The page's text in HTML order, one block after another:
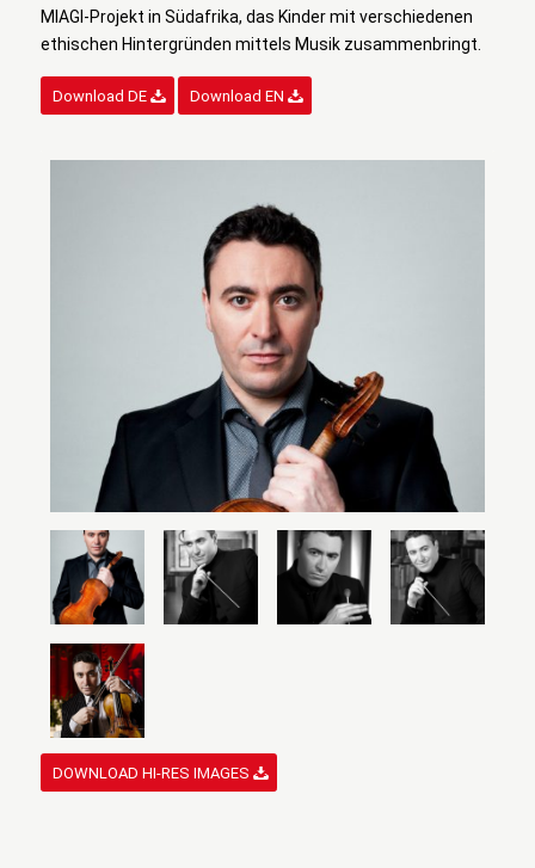
MIAGI-Projekt in Südafrika, das Kinder mit verschiedenen
ethischen Hintergründen mittels Musik zusammenbringt.
Download DE Download EN
DOWNLOAD HI-RES IMAGES